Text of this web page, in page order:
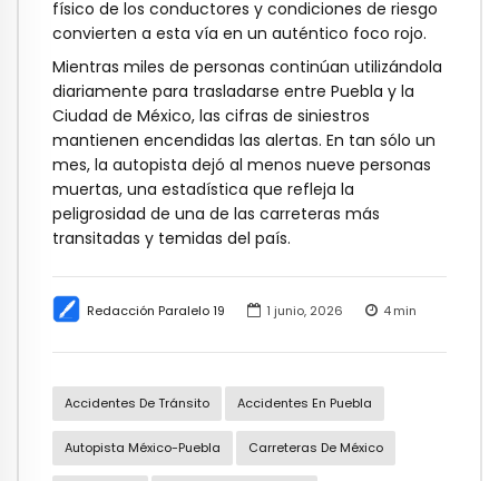
Redacción Paralelo 19 1 junio, 2026 4min
Accidentes De Tránsito Accidentes En Puebla
Autopista México-Puebla Carreteras De México
físico de los conductores y condiciones de riesgo
convierten a esta vía en un auténtico foco rojo.
Mientras miles de personas continúan utilizándola
diariamente para trasladarse entre Puebla y la
Ciudad de México, las cifras de siniestros
mantienen encendidas las alertas. En tan sólo un
mes, la autopista dejó al menos nueve personas
muertas, una estadística que refleja la
peligrosidad de una de las carreteras más
transitadas y temidas del país.